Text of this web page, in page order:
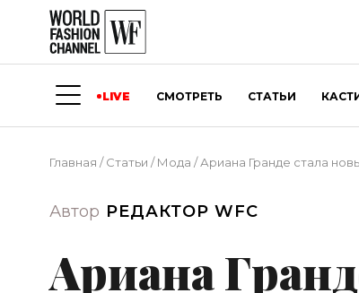
LIVE СМОТРЕТЬ СТАТЬИ
Главная /Статьи /Мода /Ариана Гранде стала
Автор РЕДАКТОР WFC
Ариана